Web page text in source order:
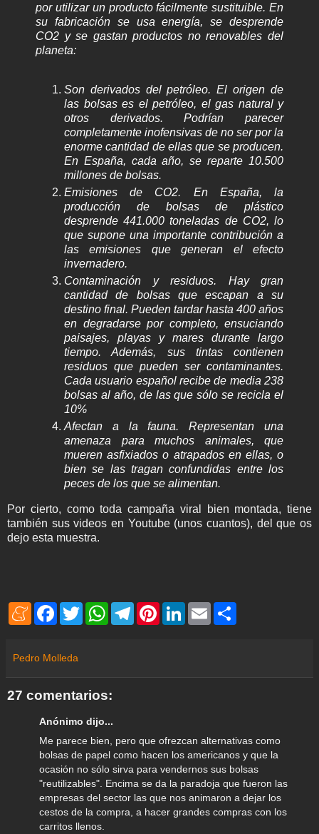
por utilizar un producto fácilmente sustituible. En
su fabricación se usa energía, se desprende
CO2 y se gastan productos no renovables del
planeta:
Son derivados del petróleo. El origen de
las bolsas es el petróleo, el gas natural y
otros derivados. Podrían parecer
completamente inofensivas de no ser por la
enorme cantidad de ellas que se producen.
En España, cada año, se reparte 10.500
millones de bolsas.
Emisiones de CO2. En España, la
producción de bolsas de plástico
desprende 441.000 toneladas de CO2, lo
que supone una importante contribución a
las emisiones que generan el efecto
invernadero.
Contaminación y residuos. Hay gran
cantidad de bolsas que escapan a su
destino final. Pueden tardar hasta 400 años
en degradarse por completo, ensuciando
paisajes, playas y mares durante largo
tiempo. Además, sus tintas contienen
residuos que pueden ser contaminantes.
Cada usuario español recibe de media 238
bolsas al año, de las que sólo se recicla el
10%
Afectan a la fauna. Representan una
amenaza para muchos animales, que
mueren asfixiados o atrapados en ellas, o
bien se las tragan confundidas entre los
peces de los que se alimentan.
Por cierto, como toda campaña viral bien montada, tiene
también sus videos en Youtube (unos cuantos), del que os
dejo esta muestra.
M
m
e
F
b
o
o
T
w
r
W
p
T
a
P
e
L
I
E
m
Pedro Molleda
27 comentarios:
Anónimo dijo...
Me parece bien, pero que ofrezcan alternativas como
bolsas de papel como hacen los americanos y que la
ocasión no sólo sirva para vendernos sus bolsas
"reutilizables". Encima se da la paradoja que fueron las
empresas del sector las que nos animaron a dejar los
cestos de la compra, a hacer grandes compras con los
carritos llenos.